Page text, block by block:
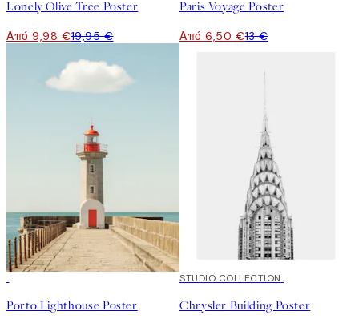
Lonely Olive Tree Poster
Από 9,98 €19,95 €
Paris Voyage Poster
Από 6,50 €13 €
Porto Lighthouse Poster
50%*
STUDIO COLLECTION
Chrysler Building Poster